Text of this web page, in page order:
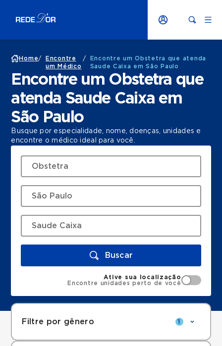
Home/
Encontre
um Médico
/
Encontre um Obstetra que atenda
Saude Caixa em São Paulo
Encontre um Obstetra que
atenda Saude Caixa em
São Paulo
Busque por especialidade, nome, doenças, unidades e
encontre o médico ideal para você.
Buscar
Ative sua localização
Encontre unidades perto de você
Filtre por gênero 1